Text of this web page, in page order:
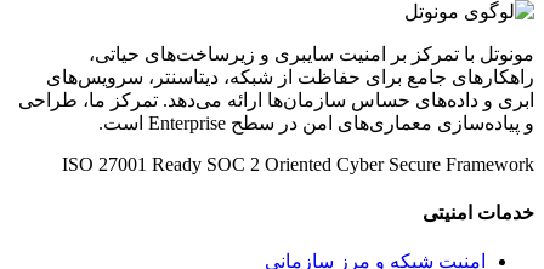
مونوتل با تمرکز بر امنیت سایبری و زیرساخت‌های حیاتی،
راهکارهای جامع برای حفاظت از شبکه، دیتاسنتر، سرویس‌های
ابری و داده‌های حساس سازمان‌ها ارائه می‌دهد. تمرکز ما، طراحی
و پیاده‌سازی معماری‌های امن در سطح Enterprise است.
ISO 27001 Ready SOC 2 Oriented Cyber Secure Framework
خدمات امنیتی
امنیت شبکه و مرز سازمانی